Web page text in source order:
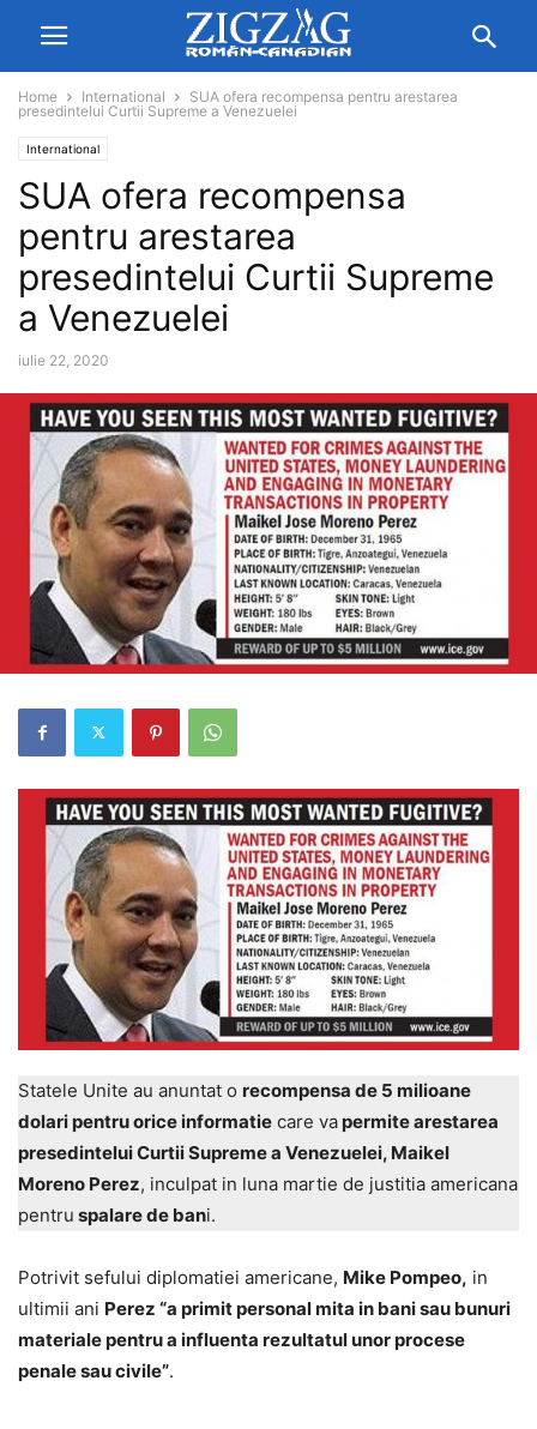
Home International
SUA ofera recompensa pentru arestarea
presedintelui Curtii Supreme a Venezuelei
International
SUA ofera recompensa
pentru arestarea
presedintelui Curtii Supreme
a Venezuelei
iulie 22, 2020
Statele Unite au anuntat o recompensa de 5 milioane
dolari pentru orice informatie care va permite arestarea
presedintelui Curtii Supreme a Venezuelei, Maikel
Moreno Perez, inculpat in luna martie de justitia americana
pentru spalare de bani.
Potrivit sefului diplomatiei americane, Mike Pompeo, in
ultimii ani Perez “a primit personal mita in bani sau bunuri
materiale pentru a influenta rezultatul unor procese
penale sau civile”.